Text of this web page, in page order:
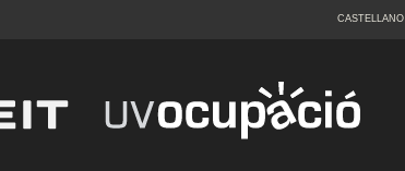
CASTELLANO